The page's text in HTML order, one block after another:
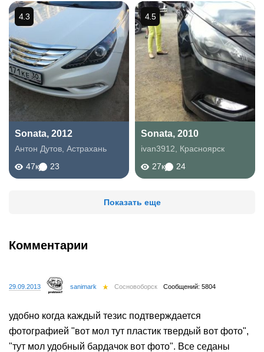
Sonata, 2012
Антон Дутов Астрахань
47к
23
4.3
Sonata, 2010
ivan3912
Красноярск
27к
24
4.5
Показать еще
Комментарии
29.09.2013 sanimark Сосновоборск Сообщений: 5804
удобно когда каждый тезис подтверждается
фотографией "вот мол тут пластик твердый вот фото",
"тут мол удобный бардачок вот фото". Все седаны